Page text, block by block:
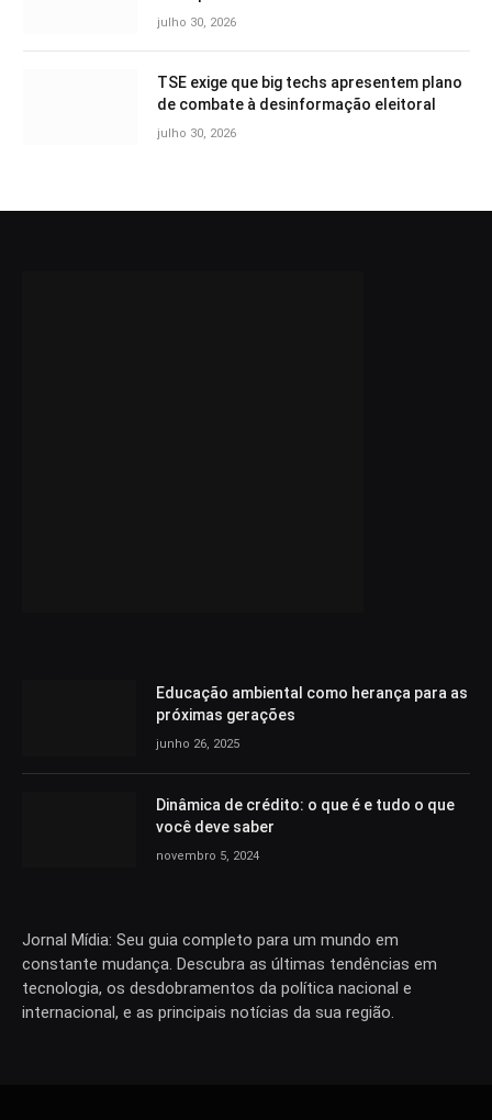
julho 30, 2026
TSE exige que big techs apresentem plano
de combate à desinformação eleitoral
julho 30, 2026
Educação ambiental como herança para as
próximas gerações
junho 26, 2025
Dinâmica de crédito: o que é e tudo o que
você deve saber
novembro 5, 2024
Jornal Mídia: Seu guia completo para um mundo em
constante mudança. Descubra as últimas tendências em
tecnologia, os desdobramentos da política nacional e
internacional, e as principais notícias da sua região.